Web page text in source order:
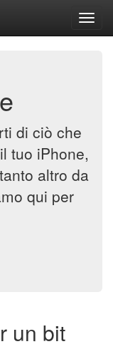
di ciò che
tuo iPhone,
altro da
qui per
un bit